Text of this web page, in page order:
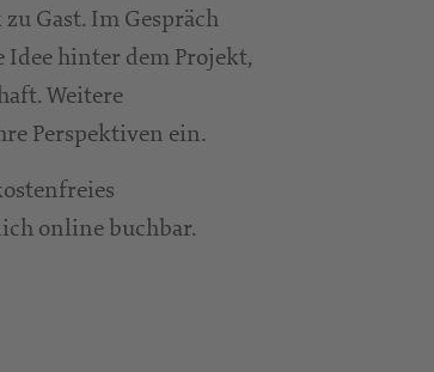
Gast. Im Gespräch
hinter dem Projekt,
Weitere
Perspektiven ein.
online buchbar.